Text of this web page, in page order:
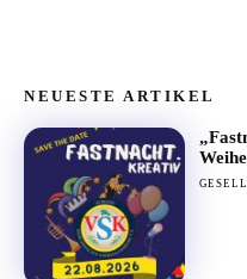
NEUESTE ARTIKEL